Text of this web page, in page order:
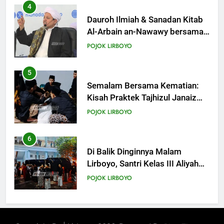
KHUTBAH
21
KHUTBAH
22
Silaturahmi
KHUTBAH
23
Makna dan Rahasia Malam
4
Dauroh Ilmiah & Sanadan Kitab
Al-Arbain an-Nawawy bersama
As-Syaikh Dr. Yasir Al-Adny
POJOK LIRBOYO
5
Semalam Bersama Kematian:
Kisah Praktek Tajhizul Janaiz
Siswa III Aliyah
POJOK LIRBOYO
6
Di Balik Dinginnya Malam
Lirboyo, Santri Kelas III Aliyah
Belajar Praktik Tajhizul Janaiz
POJOK LIRBOYO
7